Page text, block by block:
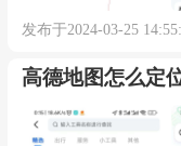
车】按钮进
发布于2024-03-25
高德地图怎么定